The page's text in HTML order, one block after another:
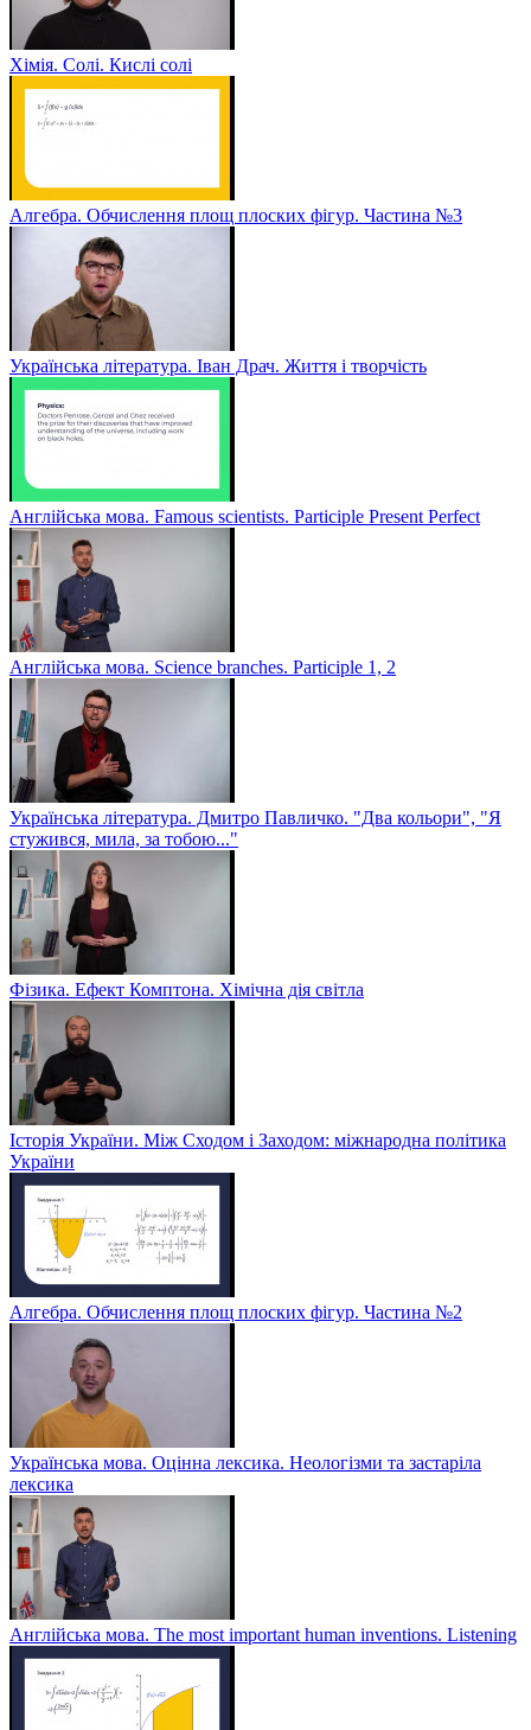
Хімія. Солі. Кислі солі
Алгебра. Обчислення площ плоских фігур. Частина №3
Українська література. Іван Драч. Життя і творчість
Англійська мова. Famous scientists. Participle Present Perfect
Англійська мова. Sсience branches. Participle 1, 2
Українська література. Дмитро Павличко. "Два кольори", "Я
стужився, мила, за тобою..."
Фізика. Ефект Комптона. Хімічна дія світла
Історія України. Між Сходом і Заходом: міжнародна політика
України
Алгебра. Обчислення площ плоских фігур. Частина №2
Українська мова. Оцінна лексика. Неологізми та застаріла
лексика
Англійська мова. The most important human inventions. Listening